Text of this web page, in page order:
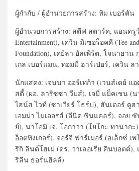
ผู้กำกับ / ผู้อำนวยการสร้าง: ทิม เบอร์ตัน
ผู้อำนวยการสร้าง: สตีฟ สตาร์ค, แอนดรู
Entertainment), เควิน มิเซอร็อคคี (Tee
Foundation), เคย์ลา อัลเพิร์ต, โจนาธาน
เกล เบอร์แมน, ทอมมี่ ฮาร์เปอร์, เควิน ล
นักแสดง: เจนนา ออร์เทก้า (เวนส์เดย์ แ
สตี้ (ผอ. ลาริซซา วีมส์), เจมี่ แม็คเชน (น
ไฮน์ส ไวท์ (ซาเวียร์ โธร์ป), ฮันเตอร์ ดูฮ
เอมม่า ไมเออรส์ (อีนิด ซินแคลร์), จอย
ย์), นาโอมิ เจ. โอกาวา (โยโกะ ทานาก
อ็อตทิงเกอร์), จอร์จี ฟาร์เมอร์ (อเล็กซ์ เ
ริกิ ลินด์โฮเม่ (ดร. วาเลอเรีย คินบอตต์
ริลีน ธอร์นฮิลล์)